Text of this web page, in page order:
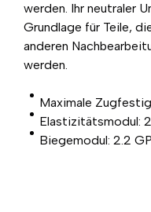
werden. Ihr neutraler
Grundlage für Teile,
anderen
werden.
Maximale
Elastizitätsmodul:
Biegemodul: 2.2